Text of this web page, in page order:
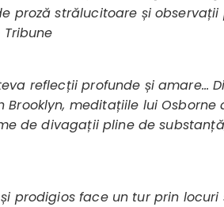
proză strălucitoare și
reflecții profunde și amare…
meditațiile lui Osborne
de divagații pline de
prodigios face un tur prin